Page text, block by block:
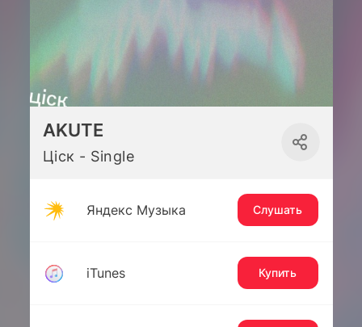
AKUTE
Ціск - Single
Яндекс Музыка Слушать
iTunes Купить